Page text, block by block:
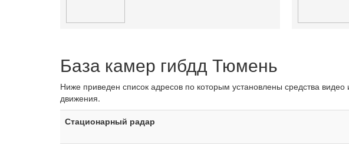
База камер гибдд Тюмень
Ниже приведен список адресов по которым установлены средства
движения.
Стационарный радар